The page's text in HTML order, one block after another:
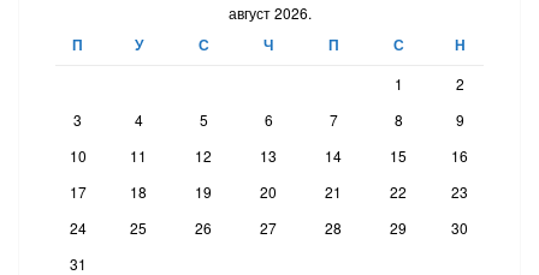
август 2026.
П У С Ч П С Н
1
2
3
4 5 6 7 8
9
10
11 12 13 14 15
16
17
18 19 20 21 22
23
24
25 26 27 28 29
30
31